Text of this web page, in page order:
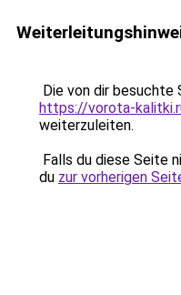
Die von dir besuchte
https://vorota-
weiterzuleiten.
Falls du diese Seite
du zur vorherigen